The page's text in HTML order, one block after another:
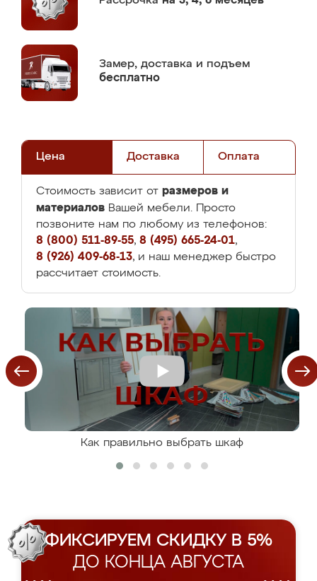
Замер, доставка и подъем
бесплатно
Цена Доставка Оплата
Стоимость зависит от размеров и
материалов Вашей мебели. Просто
позвоните нам по любому из телефонов:
8 (800) 511-89-55, 8 (495) 665-24-01,
8 (926) 409-68-13, и наш менеджер быстро
рассчитает стоимость.
Как правильно выбрать шкаф
ФИКСИРУЕМ СКИДКУ В 5%
ДО КОНЦА АВГУСТА